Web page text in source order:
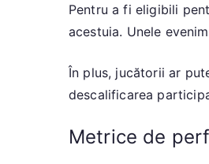
Pentru a fi eligibili
acestuia. Unele
În plus, jucătorii ar
descalificarea
Metrice de